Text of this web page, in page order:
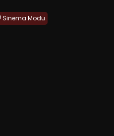
Sinema Modu